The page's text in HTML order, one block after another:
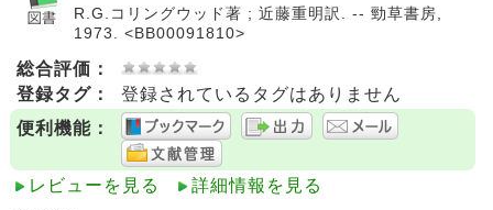
R.G.コリングウッド著 ; 近藤重明訳. -- 勁草書房,
1973. <BB00091810>
総合評価：
登録タグ：
登録されているタグはありません
便利機能：
レビューを見る 詳細情報を見る